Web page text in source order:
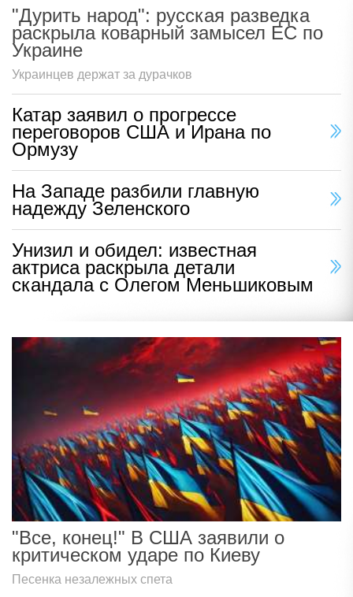
"Дурить народ": русская разведка
раскрыла коварный замысел ЕС по
Украине
Украинцев держат за дурачков
Катар заявил о прогрессе
переговоров США и Ирана по
Ормузу
На Западе разбили главную
надежду Зеленского
Унизил и обидел: известная
актриса раскрыла детали
скандала с Олегом Меньшиковым
"Все, конец!" В США заявили о
критическом ударе по Киеву
Песенка незалежных спета